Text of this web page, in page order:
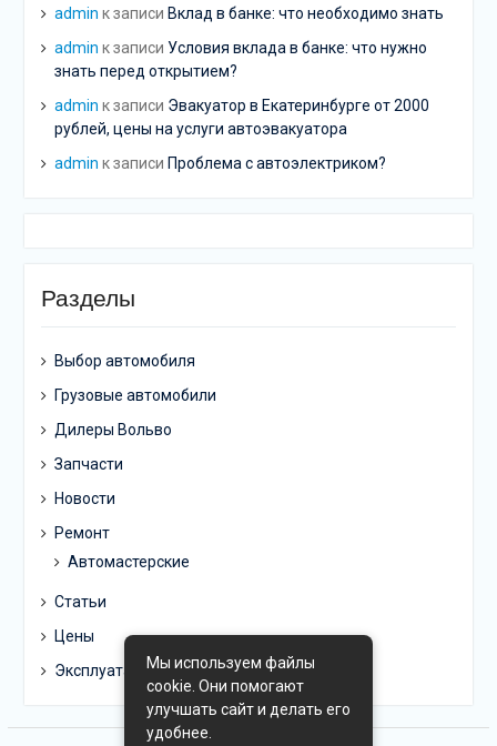
admin к записи Вклад в банке: что необходимо знать
admin к записи Условия вклада в банке: что нужно
знать перед открытием?
admin к записи Эвакуатор в Екатеринбурге от 2000
рублей, цены на услуги автоэвакуатора
admin к записи Проблема с автоэлектриком?
Разделы
Выбор автомобиля
Грузовые автомобили
Дилеры Вольво
Запчасти
Новости
Ремонт
Автомастерские
Статьи
Цены
ЭксплуатацияМы используем файлы
cookie. Они помогают
улучшать сайт и делать его
удобнее.